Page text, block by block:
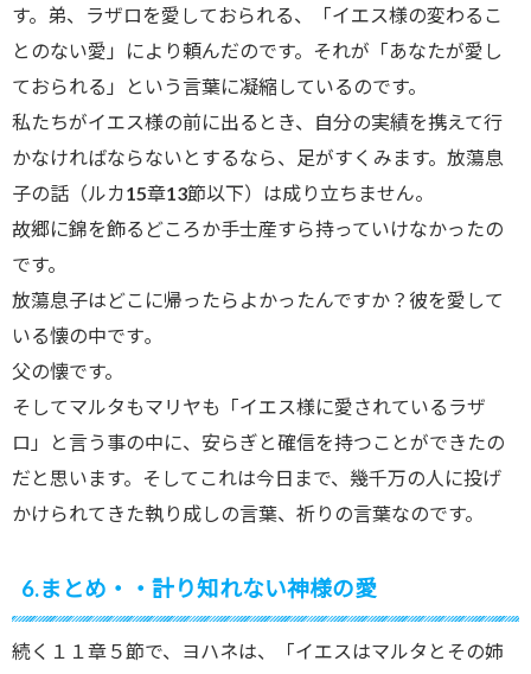
す。弟、ラザロを愛しておられる、「イエス様の変わるこ
とのない愛」により頼んだのです。それが「あなたが愛し
ておられる」という言葉に凝縮しているのです。
私たちがイエス様の前に出るとき、自分の実績を携えて行
かなければならないとするなら、足がすくみます。放蕩息
子の話（ルカ15章13節以下）は成り立ちません。
故郷に錦を飾るどころか手士産すら持っていけなかったの
です。
放蕩息子はどこに帰ったらよかったんですか？彼を愛して
いる懐の中です｡
父の懐です。
そしてマルタもマリヤも「イエス様に愛されているラザ
ロ」と言う事の中に、安らぎと確信を持つことができたの
だと思います。そしてこれは今日まで、幾千万の人に投げ
かけられてきた執り成しの言葉、祈りの言葉なのです。
6.まとめ・・計り知れない神様の愛
続く１１章５節で、ヨハネは、「イエスはマルタとその姉